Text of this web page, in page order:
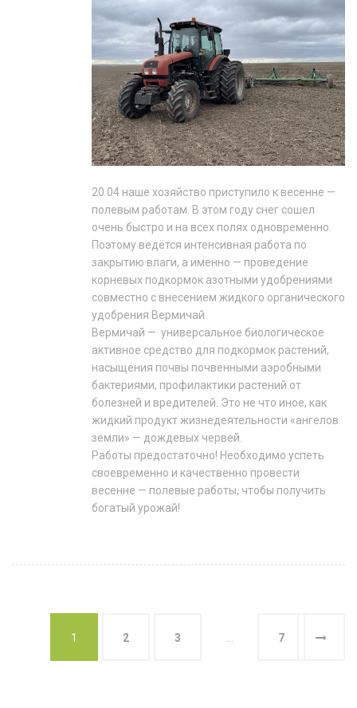
20.04 наше хозяйство приступило к весенне —
полевым работам. В этом году снег сошел
очень быстро и на всех полях одновременно.
Поэтому ведётся интенсивная работа по
закрытию влаги, а именно — проведение
корневых подкормок азотными удобрениями
совместно с внесением жидкого органического
удобрения Вермичай.
Вермичай — универсальное биологическое
активное средство для подкормок растений,
насыщения почвы почвенными аэробными
бактериями, профилактики растений от
болезней и вредителей. Это не что иное, как
жидкий продукт жизнедеятельности «ангелов
земли» — дождевых червей.
Работы предостаточно! Необходимо успеть
своевременно и качественно провести
весенне — полевые работы, чтобы получить
богатый урожай!
1 2 3 7